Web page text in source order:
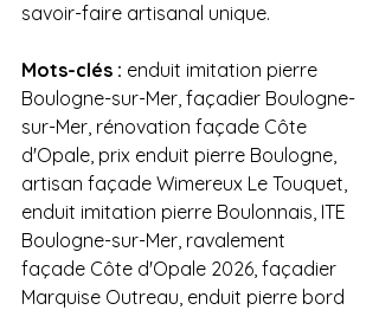
savoir-faire artisanal unique.
Mots-clés : enduit imitation pierre
Boulogne-sur-Mer, façadier Boulogne-
sur-Mer, rénovation façade Côte
d'Opale, prix enduit pierre Boulogne,
artisan façade Wimereux Le Touquet,
enduit imitation pierre Boulonnais, ITE
Boulogne-sur-Mer, ravalement
façade Côte d'Opale 2026, façadier
Marquise Outreau, enduit pierre bord